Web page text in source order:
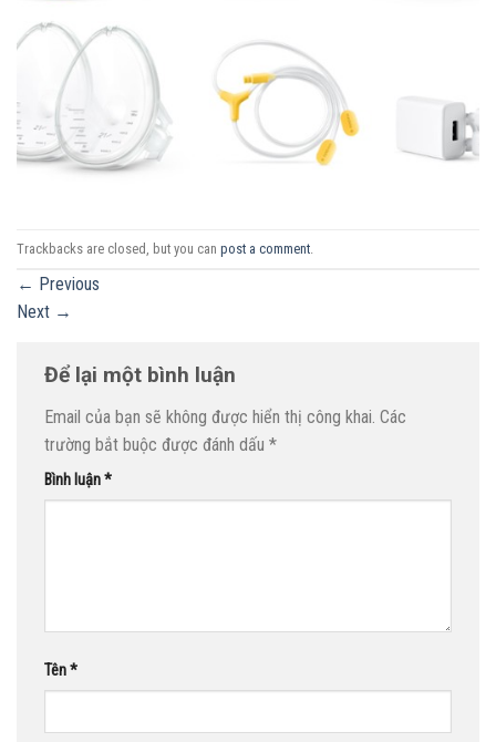
Trackbacks are closed, but you can post a comment
← Previous
Next →
Để lại một bình luận
Email của bạn sẽ không được hiển thị công khai. Các
trường bắt buộc được đánh dấu *
Bình luận*
Tên*